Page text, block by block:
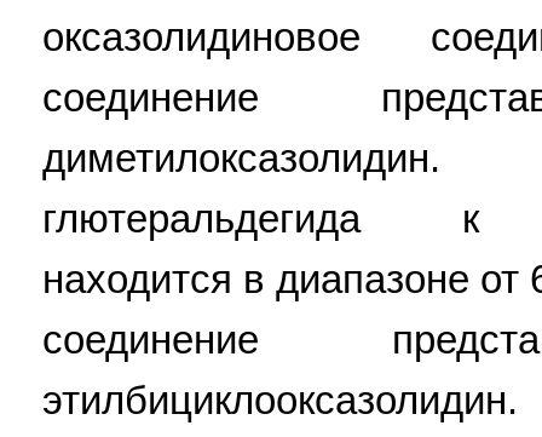
оксазолидиновое
соединение
глютеральдегида к
находится в диапазоне
соединение